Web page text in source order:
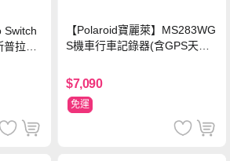
Switch
拉遁
【Polaroid寶麗萊】MS283WG
S機車行車記錄器(含GPS天線)-
新小蜂鷹)
$7,090
免運